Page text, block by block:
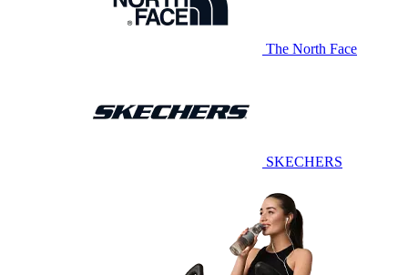
The North Face
SKECHERS